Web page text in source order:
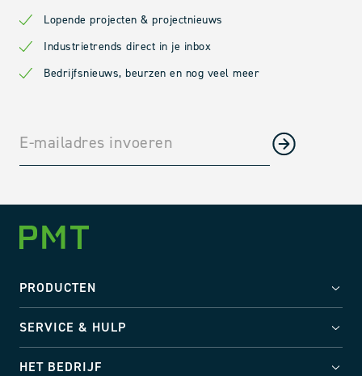
Lopende projecten & projectnieuws
Industrietrends direct in je inbox
Bedrijfsnieuws, beurzen en nog veel meer
PRODUCTEN
SERVICE & HULP
HET BEDRIJF